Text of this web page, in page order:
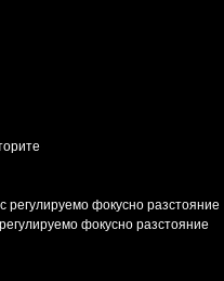
регулируемо фокусно разстояние
фокусно разстояние